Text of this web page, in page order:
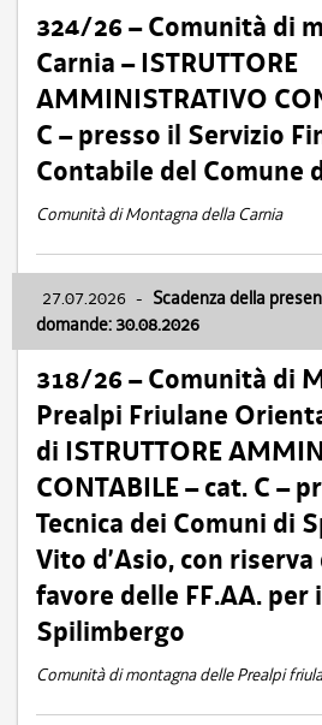
324/26 – Comunità di
Carnia – ISTRUTTORE
AMMINISTRATIVO
C – presso il Servizio
Contabile del Comune
Comunità di Montagna della Carnia
27.07.2026 - Scadenza della
domande: 30.08.2026
318/26 – Comunità di
Prealpi Friulane
di ISTRUTTORE
CONTABILE – cat. C –
Tecnica dei Comuni di
Vito d’Asio, con
favore delle FF.AA. per
Spilimbergo
Comunità di montagna delle Prealpi